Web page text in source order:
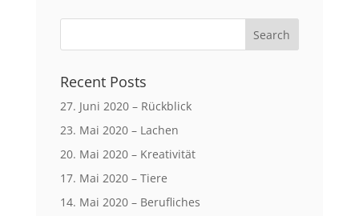
Recent Posts
27. Juni 2020 – Rückblick
23. Mai 2020 – Lachen
20. Mai 2020 – Kreativität
17. Mai 2020 – Tiere
14. Mai 2020 – Berufliches